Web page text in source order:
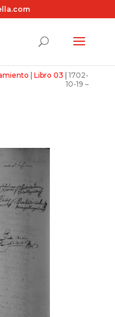
|Libro 03 |1702-
10-19 –